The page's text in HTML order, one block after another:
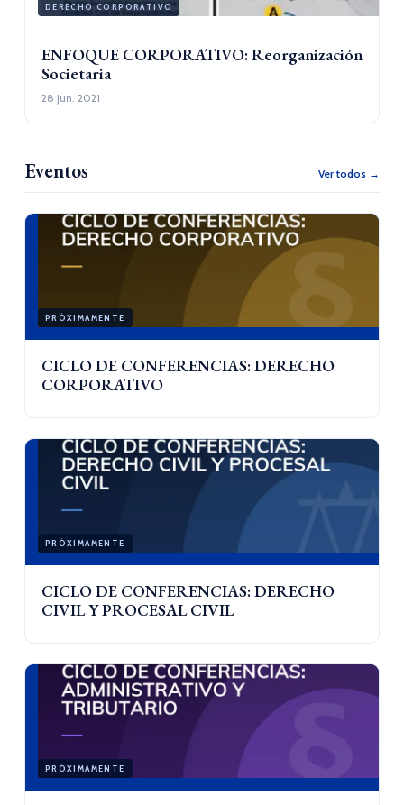
DERECHO CORPORATIVO
ENFOQUE CORPORATIVO: Reorganización
Societaria
28 jun. 2021
Eventos Ver todos →
PRÓXIMAMENTE
CICLO DE CONFERENCIAS: DERECHO
CORPORATIVO
PRÓXIMAMENTE
CICLO DE CONFERENCIAS: DERECHO
CIVIL Y PROCESAL CIVIL
PRÓXIMAMENTE